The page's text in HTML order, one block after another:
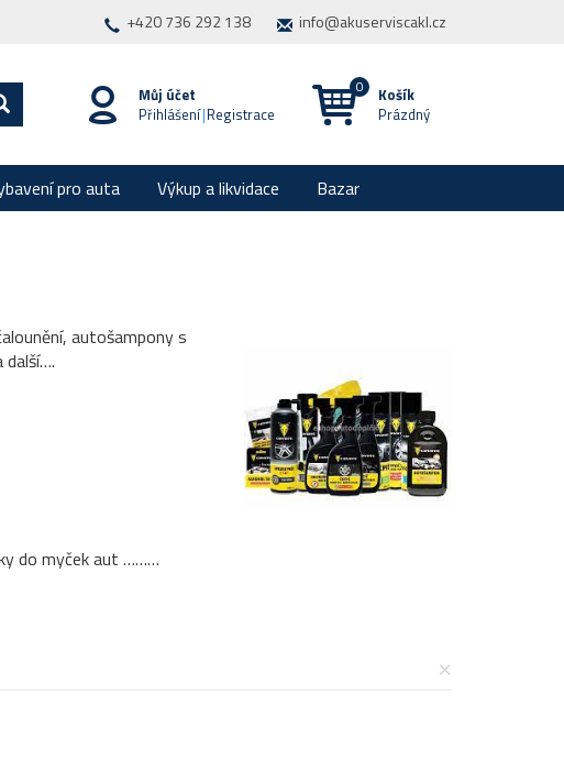
+420 736 292 138 info@akuserviscakl.cz
Můj účet
Přihlášení|Registrace
Košík
Prázdný
pro auta Výkup a likvidace Bazar
autošampony s
další….
do myček aut ………
×